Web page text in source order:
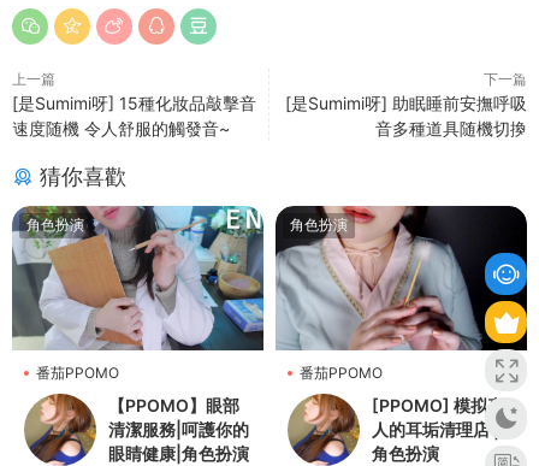
上一篇
[是Sumimi呀] 15種化妝品敲擊音
速度随機 令人舒服的觸發音~
下一篇
[是Sumimi呀] 助眠睡前安撫呼吸
音多種道具随機切換
猜你喜歡
角色扮演
番茄PPOMO
【PPOMO】眼部
清潔服務|呵護你的
眼睛健康|角色扮演
角色扮演
番茄PPOMO
[PPOMO] 模拟真
人的耳垢清理店 |
角色扮演